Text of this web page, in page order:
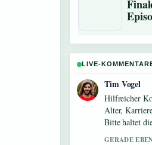
LIVE-
Mila Kruger
Die
Karriere und
gut
3 MIN ZUVOR